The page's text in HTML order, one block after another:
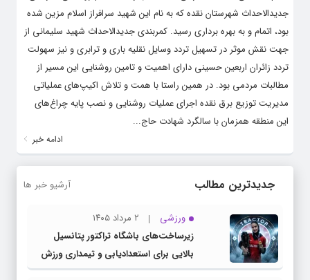
جدیدالاحداث شهرستان نقده که به نام این شهید سرافراز اسلام مزین شده
بود، اتمام و به بهره برداری رسید. کمربندی جدیدالاحداث شهید سلیمانی از
جهت نقش موثر در تسهیل تردد وسایل نقلیه باری و ترابری و نیز سهولت
تردد زائران اربعین حسینی دارای اهمیت و تامین روشنایی این مسیر از
مطالبات مردمی بود. در همین راستا با همت و تلاش اکیپ‌های عملیاتی
مدیریت توزیع برق نقده اجرای عملیات روشنایی و نصب پایه چراغ‌های
این منطقه همزمان با سالگرد شهادت حاج...
ادامه خبر
جدیدترین مطالب آرشیو خبر ها
ورزشی
۲ مرداد ۱۴۰۵
زیرساخت‌های باشگاه تراکتور پتانسیل
بالایی برای استعدادیابی و تیمداری ورزش
بانوان دارد